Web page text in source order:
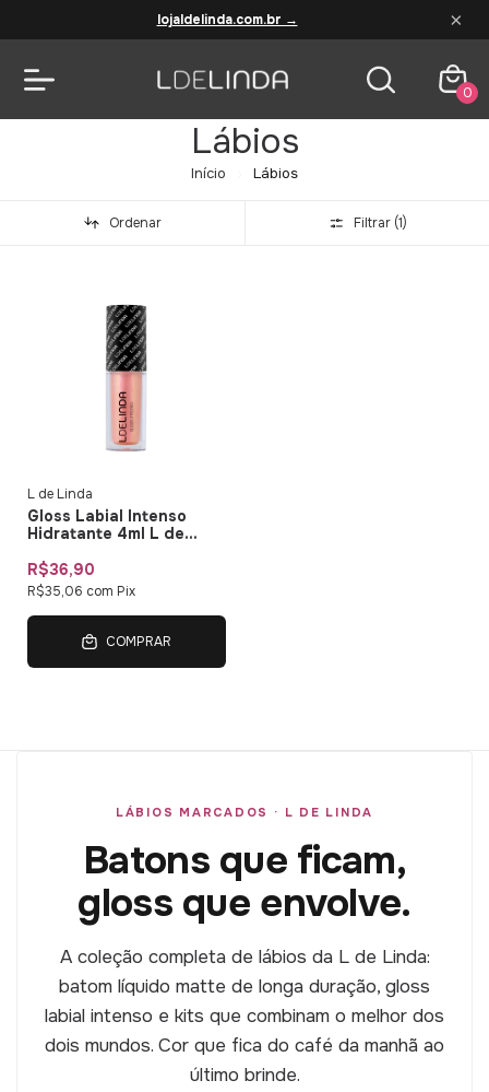
lojaldelinda.com.br → ×
0
Lábios
Início Lábios
Ordenar Filtrar (1)
L de Linda
Gloss Labial Intenso
Hidratante 4ml L de
R$36,90
R$35,06 com Pix
COMPRAR
LÁBIOS MARCADOS · L DE LINDA
Batons que ficam,
gloss que envolve.
A coleção completa de lábios da L de Linda:
batom líquido matte de longa duração, gloss
labial intenso e kits que combinam o melhor dos
dois mundos. Cor que fica do café da manhã ao
último brinde.